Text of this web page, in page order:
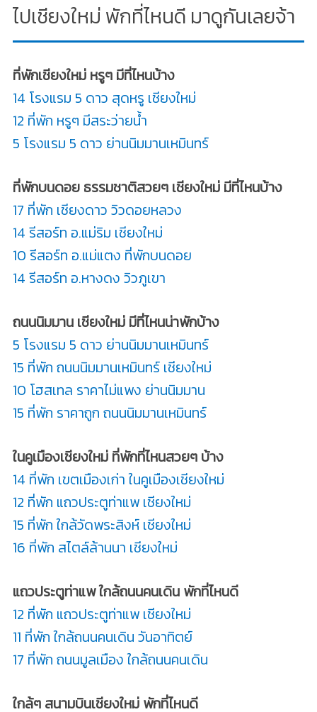
ไปเชียงใหม่ พักที่ไหนดี มาดูกันเลยจ้า
ที่พักเชียงใหม่ หรูๆ มีที่ไหนบ้าง
14 โรงแรม 5 ดาว สุดหรู เชียงใหม่
12 ที่พัก หรูๆ มีสระว่ายน้ำ
5 โรงแรม 5 ดาว ย่านนิมมานเหมินทร์
ที่พักบนดอย ธรรมชาติสวยๆ เชียงใหม่ มีที่ไหนบ้าง
17 ที่พัก เชียงดาว วิวดอยหลวง
14 รีสอร์ท อ.แม่ริม เชียงใหม่
10 รีสอร์ท อ.แม่แตง ที่พักบนดอย
14 รีสอร์ท อ.หางดง วิวภูเขา
ถนนนิมมาน เชียงใหม่ มีที่ไหนน่าพักบ้าง
5 โรงแรม 5 ดาว ย่านนิมมานเหมินทร์
15 ที่พัก ถนนนิมมานเหมินทร์ เชียงใหม่
10 โฮสเทล ราคาไม่แพง ย่านนิมมาน
15 ที่พัก ราคาถูก ถนนนิมมานเหมินทร์
ในคูเมืองเชียงใหม่ ที่พักที่ไหนสวยๆ บ้าง
14 ที่พัก เขตเมืองเก่า ในคูเมืองเชียงใหม่
12 ที่พัก แถวประตูท่าแพ เชียงใหม่
15 ที่พัก ใกล้วัดพระสิงห์ เชียงใหม่
16 ที่พัก สไตล์ล้านนา เชียงใหม่
แถวประตูท่าแพ ใกล้ถนนคนเดิน พักที่ไหนดี
12 ที่พัก แถวประตูท่าแพ เชียงใหม่
11 ที่พัก ใกล้ถนนคนเดิน วันอาทิตย์
17 ที่พัก ถนนมูลเมือง ใกล้ถนนคนเดิน
ใกล้ๆ สนามบินเชียงใหม่ พักที่ไหนดี